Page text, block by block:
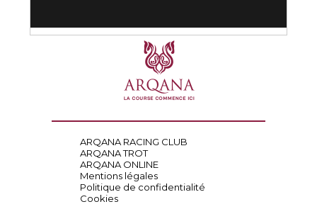
ARQANA RACING CLUB
ARQANA TROT
ARQANA ONLINE
Mentions légales
Politique de confidentialité
Cookies